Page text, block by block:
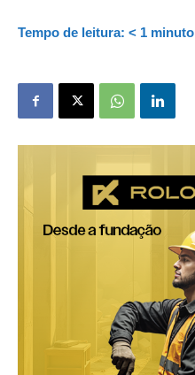
Tempo de leitura: < 1 minuto